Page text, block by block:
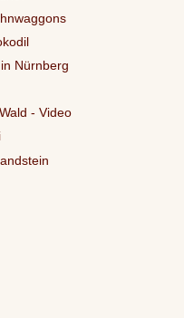
Nürnberg
- Video